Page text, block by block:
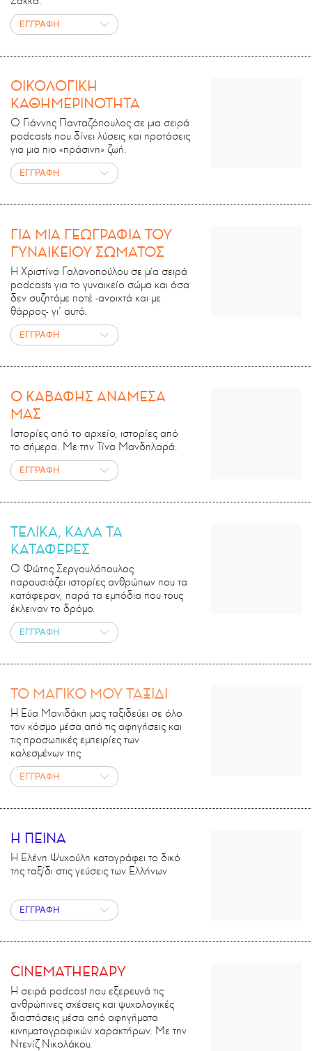
ΕΓΓΡΑΦΗ
ΟΙΚΟΛΟΓΙΚΗ
ΚΑΘΗΜΕΡΙΝΟΤΗΤΑ
Ο Γιάννης Πανταζόπουλος σε μια σειρά
podcasts που δίνει λύσεις και προτάσεις
για μια πιο «πράσινη» ζωή.
ΕΓΓΡΑΦΗ
ΓΙΑ ΜΙΑ ΓΕΩΓΡΑΦΙΑ ΤΟΥ
ΓΥΝΑΙΚΕΙΟΥ ΣΩΜΑΤΟΣ
Η Χριστίνα Γαλανοπούλου σε μία σειρά
podcasts για το γυναικείο σώμα και όσα
δεν συζητάμε ποτέ -ανοιχτά και με
θάρρος- γι' αυτό.
ΕΓΓΡΑΦΗ
Ο ΚΑΒΑΦΗΣ ΑΝΑΜΕΣΑ
ΜΑΣ
Ιστορίες από το αρχείο, ιστορίες από
το σήμερα. Με την Τίνα Μανδηλαρά.
ΕΓΓΡΑΦΗ
ΤΕΛΙΚΑ, ΚΑΛΑ ΤΑ
ΚΑΤΑΦΕΡΕΣ
Ο Φώτης Σεργουλόπουλος
παρουσιάζει ιστορίες ανθρώπων που τα
κατάφεραν, παρά τα εμπόδια που τους
έκλειναν το δρόμο.
ΕΓΓΡΑΦΗ
ΤΟ ΜΑΓΙΚΟ ΜΟΥ ΤΑΞΙΔΙ
Η Εύα Μανιδάκη μας ταξιδεύει σε όλο
τον κόσμο μέσα από τις αφηγήσεις και
τις προσωπικές εμπειρίες των
καλεσμένων της
ΕΓΓΡΑΦΗ
Η ΠΕΙΝΑ
Η Ελένη Ψυχούλη καταγράφει το δικό
της ταξίδι στις γεύσεις των Ελλήνων
ΕΓΓΡΑΦΗ
CINEMATHERAPY
Η σειρά podcast που εξερευνά τις
ανθρώπινες σχέσεις και ψυχολογικές
διαστάσεις μέσα από αφηγήματα
κινηματογραφικών χαρακτήρων. Με την
Ντενίζ Νικολάκου.